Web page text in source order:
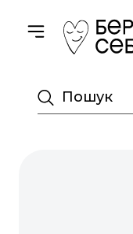
Toggle navigation
Пошук